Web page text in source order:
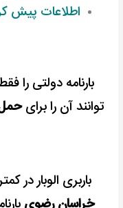
اطلاعات پیش
بارنامه دولتی را
توانند آن را برای
باربری الوبار در